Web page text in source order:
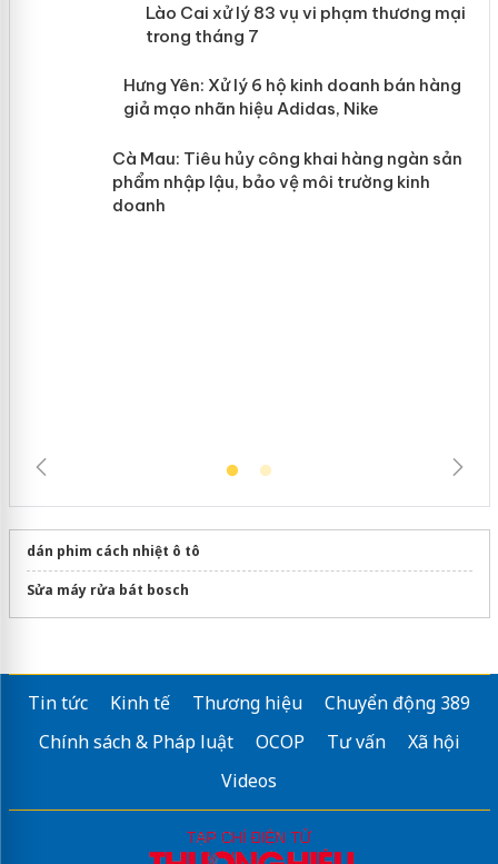
Lào Cai xử lý 83 vụ vi phạm thương
mại trong tháng 7
Hưng Yên: Xử lý 6 hộ kinh doanh bán
hàng giả mạo nhãn hiệu Adidas, Nike
dán phim cách nhiệt ô tô
Sửa máy rửa bát bosch
Tin tức Kinh tế Thương hiệu
Chuyển động 389
Chính sách & Pháp luật
OCOP Tư vấn
Xã hội
Videos